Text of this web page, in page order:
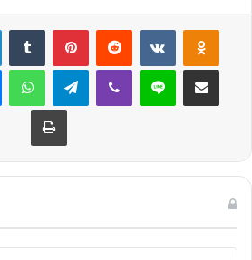
LinkedInTumblr PinterestReddit VKontakte
MessengerWhatsAppTelegramViber Line E-Posta ile
Yazdır